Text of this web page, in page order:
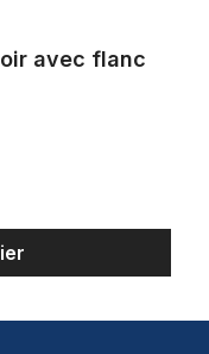
avec flanc